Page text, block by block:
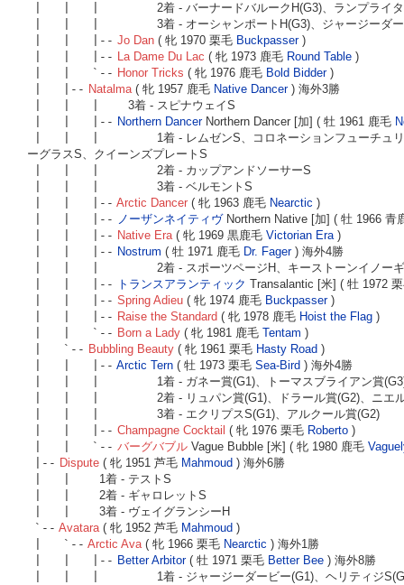
2着 - バーナードバルークH(G3)、ランプライ
3着 - オーシャンポートH(G3)、ジャージーダ
| | |-- Jo Dan ( 牝 1970 栗毛 Buckpasser)
| | |-- La Dame Du Lac ( 牝 1973 鹿毛 Round Table )
| | `-- Honor Tricks ( 牝 1976 鹿毛 Bold Bidder)
| |-- Natalma( 牝 1957 鹿毛 Native Dancer) 海外3勝
3着 - スピナウェイS
| | |-- Northern DancerNorthern Dancer [加] ( 牡 1961 鹿毛
1着 - レムゼンS、コロネーションフューチュ
ーグラスS、クイーンズプレートS
2着 - カップアンドソーサーS
3着 - ベルモントS
| | |-- Arctic Dancer ( 牝 1963 鹿毛 Nearctic )
| | |-- ノーザンネイティヴNorthern Native [加] ( 牡 1966 青
| | |-- Native Era( 牝 1969 黒鹿毛 Victorian Era)
| | |-- Nostrum ( 牡 1971 鹿毛 Dr. Fager) 海外4勝
2着 - スポーツページH、キーストーンイノー
| | |--
トランスアランティック Transalantic [米] ( 牡 1972
| | |-- Spring Adieu ( 牝 1974 鹿毛 Buckpasser)
| | |-- Raise the Standard ( 牝 1978 鹿毛 Hoist the Flag )
| | `-- Born a Lady ( 牝 1981 鹿毛 Tentam )
| `-- Bubbling Beauty ( 牝 1961 栗毛 Hasty Road )
| | |-- Arctic Tern ( 牡 1973 栗毛 Sea-Bird ) 海外4勝
1着 - ガネー賞(G1)、トーマスブライアン賞
2着 - リュパン賞(G1)、ドラール賞(G2)、ニエ
3着 - エクリプスS(G1)、アルクール賞(G2)
| | |-- Champagne Cocktail ( 牝 1976 栗毛 Roberto )
| | `-- バーグバブル Vague Bubble [米] ( 牝 1980 鹿毛
|-- Dispute ( 牝 1951 芦毛 Mahmoud ) 海外6勝
1着 - テストS
2着 - ギャロレットS
3着 - ヴェイグランシーH
`-- Avatara( 牝 1952 芦毛 Mahmoud )
| `-- Arctic Ava( 牝 1966 栗毛 Nearctic ) 海外1勝
| | |-- Better Arbitor( 牡 1971 栗毛 Better Bee ) 海外8勝
1着 - ジャージーダービー(G1)、ヘリティジ